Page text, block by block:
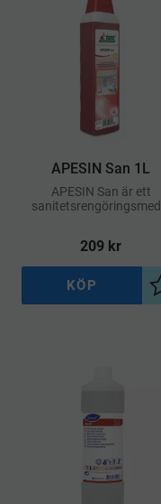
​APESIN San 1L
APESIN San är ett
ge både renhet och
samma steg
209 kr
KÖP